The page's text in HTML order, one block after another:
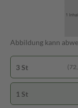
Abbildung kann
3 St
1 St